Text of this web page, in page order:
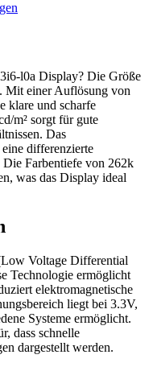
l0a Display? Die Größe
Mit einer Auflösung von
klare und scharfe
m² sorgt für gute
Das
differenzierte
Farbentiefe von 262k
was das Display ideal
Voltage Differential
Technologie ermöglicht
elektromagnetische
liegt bei 3.3V,
Systeme ermöglicht.
dass schnelle
dargestellt werden.